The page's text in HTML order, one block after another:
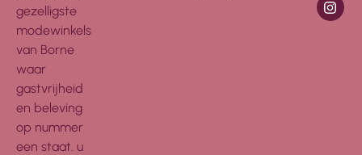
gezelligste
modewinkels
van Borne
waar
gastvrijheid
en beleving
op nummer
een staat. u